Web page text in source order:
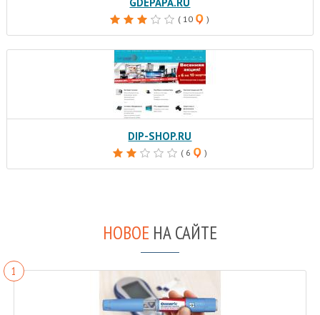
( 10 )
DIP-SHOP.RU
( 6 )
НОВОЕ НА САЙТЕ